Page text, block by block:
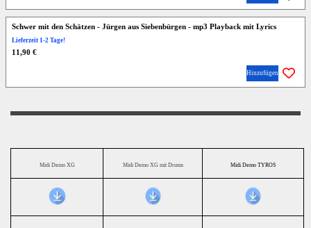
Schwer mit den Schätzen - Jürgen aus Siebenbürgen - mp3 Playback mit Lyrics
Lieferzeit 1-2 Tage!
11,90 €
Hinzufügen
Midi Demo XG Midi Demo XG mit Drums Midi Demo TYROS